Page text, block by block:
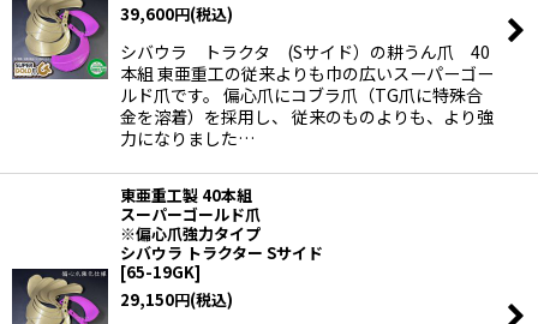
39,600円(税込)
シバウラ トラクタ (Sサイド）の耕うん爪 40
本組 東亜重工の従来よりも巾の広いスーパーゴー
ルド爪です。 偏心爪にコブラ爪（TG爪に特殊合
金を溶着）を採用し、 従来のものよりも、より強
力になりました…
東亜重工製 40本組
スーパーゴールド爪
※偏心爪強力タイプ
シバウラ トラクター Sサイド
[65-19GK]
29,150円(税込)